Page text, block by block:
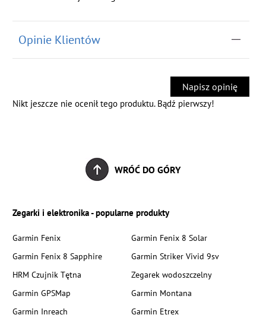
Opinie Klientów
Napisz opinię
Nikt jeszcze nie ocenił tego produktu. Bądź pierwszy!
WRÓĆ DO GÓRY
Zegarki i elektronika - popularne produkty
Garmin Fenix
Garmin Fenix 8 Solar
Garmin Fenix 8 Sapphire
Garmin Striker Vivid 9sv
HRM Czujnik Tętna
Zegarek wodoszczelny
Garmin GPSMap
Garmin Montana
Garmin Inreach
Garmin Etrex